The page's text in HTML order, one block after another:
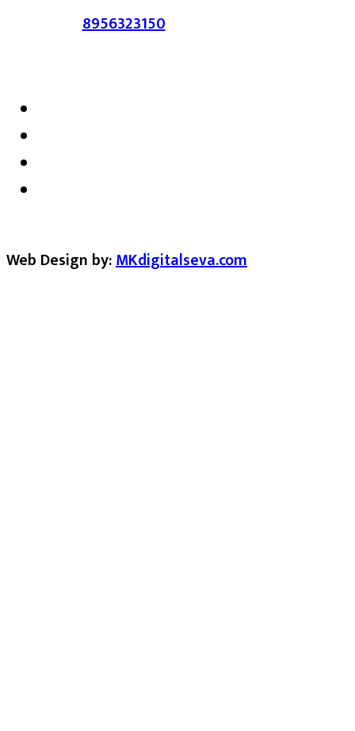
संपर्क :-8956323150/ ईमेल :-
Web Design by:MKdigitalseva.com